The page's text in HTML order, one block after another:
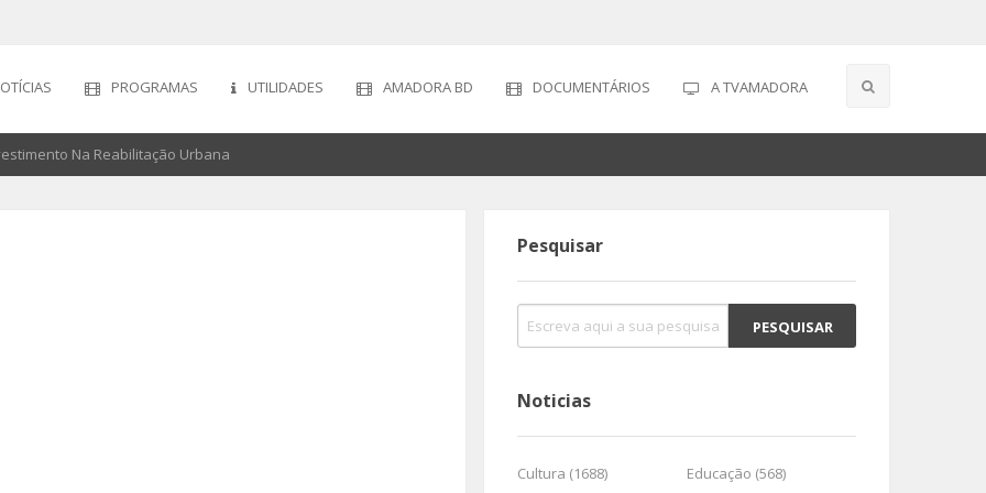
PROGRAMAS UTILIDADES AMADORA BD DOCUMENTÁRIOS A TVAMADORA
Na Reabilitação Urbana
Pesquisar
Noticias
Cultura (1688)
Educação (568)